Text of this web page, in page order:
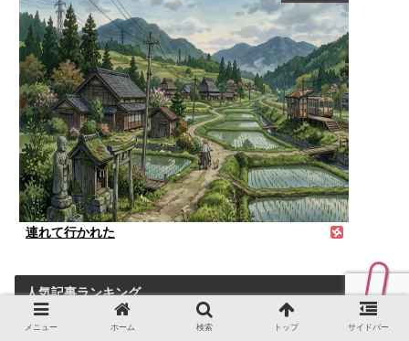
連れて行かれた
人気記事ランキング
メニュー ホーム 検索 トップ サイドバー